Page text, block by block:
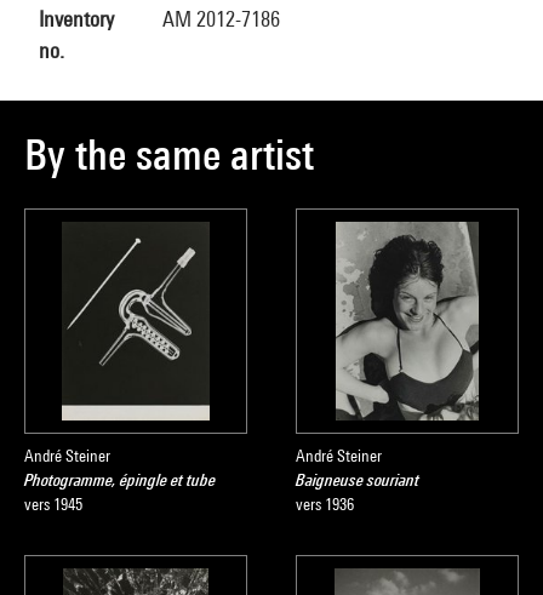
Inventory
no.
AM 2012-7186
By the same artist
André Steiner
Photogramme, épingle et tube
vers 1945
André Steiner
Baigneuse souriant
vers 1936